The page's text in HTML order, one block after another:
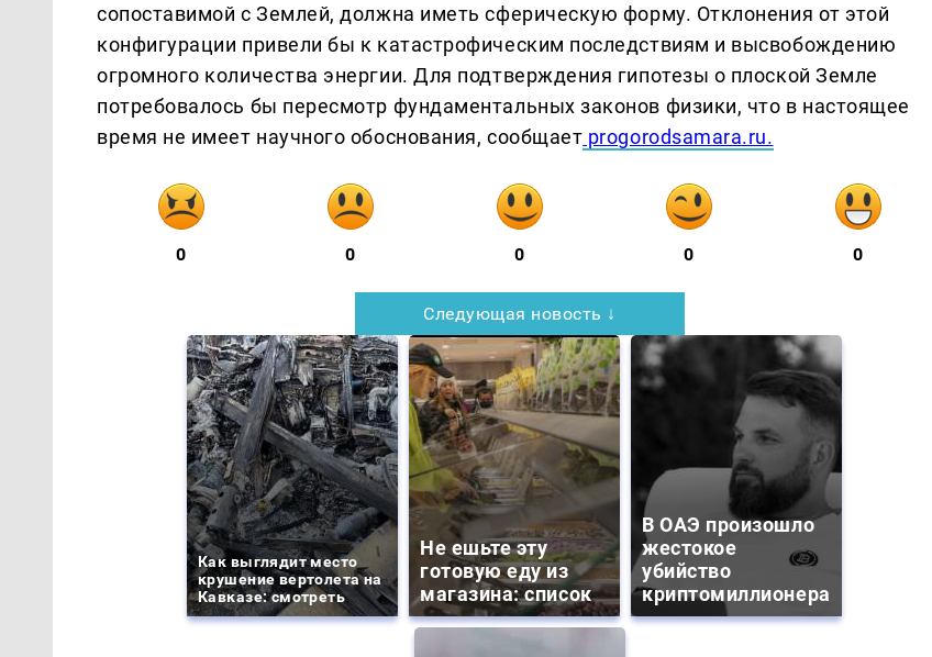
сопоставимой с Землей, должна иметь сферическую форму. Отклонения от этой
конфигурации привели бы к катастрофическим последствиям и высвобождению
огромного количества энергии. Для подтверждения гипотезы о плоской Земле
потребовалось бы пересмотр фундаментальных законов физики, что в настоящее
время не имеет научного обоснования, сообщает progorodsamara.ru.
0 0 0 0 0
Следующая новость ↓
Как выглядит место
крушение вертолета на
Кавказе: смотреть
Не ешьте эту
готовую еду из
магазина: список
В ОАЭ произошло
жестокое
убийство
криптомиллионера